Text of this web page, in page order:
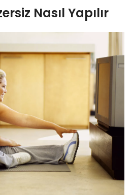
Nasıl Yapılır